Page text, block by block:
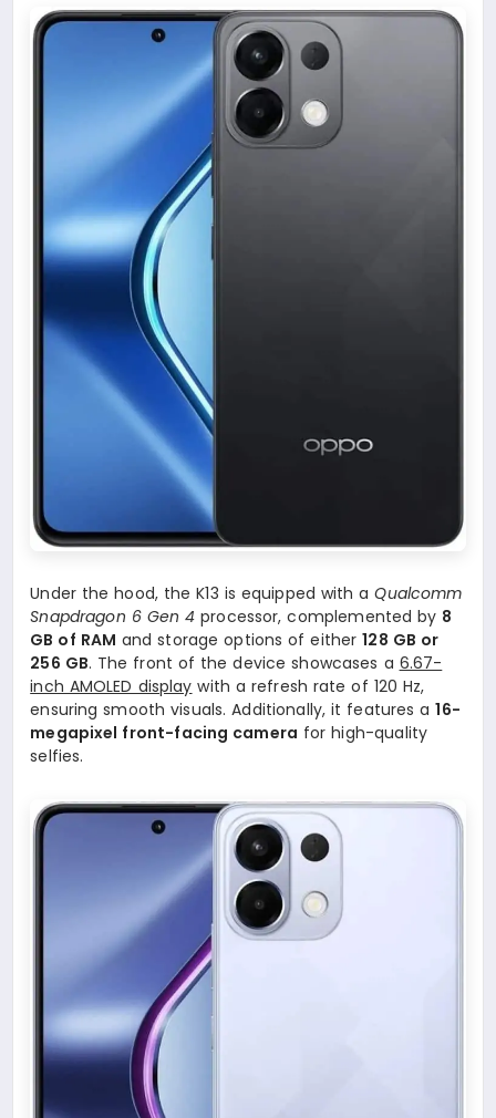
Under the hood, the K13 is equipped with aQualcomm
Snapdragon 6 Gen 4 processor, complemented by 8
GB of RAM and storage options of either128 GB or
256 GB. The front of the device showcases a 6.67-
inch AMOLED display with a refresh rate of 120 Hz,
ensuring smooth visuals. Additionally, it features a16-
megapixel front-facing camera for high-quality
selfies.